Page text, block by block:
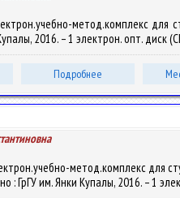
метод.комплекс для
2016. – 1 электрон. опт.
Подробнее
метод.комплекс для
: ГрГУ им. Янки Купалы, 2016. – 1